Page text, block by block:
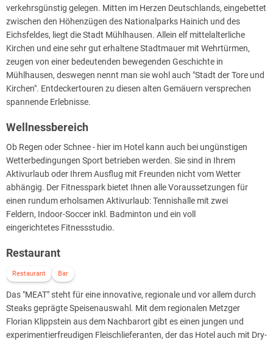
verkehrsgünstig gelegen. Mitten im Herzen Deutschlands, eingebettet
zwischen den Höhenzügen des Nationalparks Hainich und des
Eichsfeldes, liegt die Stadt Mühlhausen. Allein elf mittelalterliche
Kirchen und eine sehr gut erhaltene Stadtmauer mit Wehrtürmen,
zeugen von einer bedeutenden bewegenden Geschichte in
Mühlhausen, deswegen nennt man sie wohl auch "Stadt der Tore und
Kirchen". Entdeckertouren zu diesen alten Gemäuern versprechen
spannende Erlebnisse.
Wellnessbereich
Ob Regen oder Schnee - hier im Hotel kann auch bei ungünstigen
Wetterbedingungen Sport betrieben werden. Sie sind in Ihrem
Aktivurlaub oder Ihrem Ausflug mit Freunden nicht vom Wetter
abhängig. Der Fitnesspark bietet Ihnen alle Voraussetzungen für
einen rundum erholsamen Aktivurlaub: Tennishalle mit zwei
Feldern, Indoor-Soccer inkl. Badminton und ein voll
eingerichtetes Fitnessstudio.
Restaurant
Restaurant Bar
Das "MEAT" steht für eine innovative, regionale und vor allem durch
Steaks geprägte Speisenauswahl. Mit dem regionalen Metzger
Florian Klippstein aus dem Nachbarort gibt es einen jungen und
experimentierfreudigen Fleischlieferanten, der das Hotel auch mit Dry-